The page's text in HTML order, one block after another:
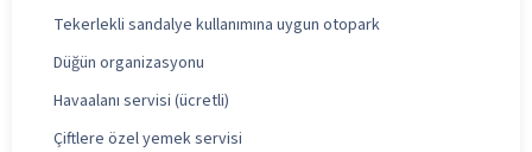
Tekerlekli sandalye kullanımına uygun otopark
Düğün organizasyonu
Havaalanı servisi (ücretli)
Çiftlere özel yemek servisi